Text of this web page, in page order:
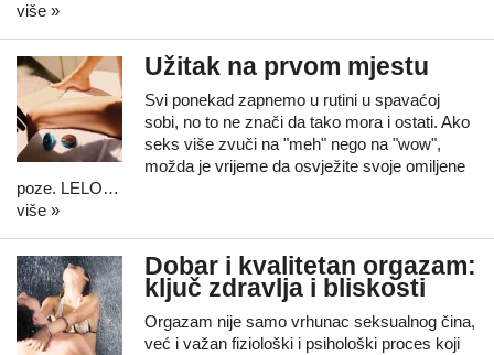
više »
Užitak na prvom mjestu
Svi ponekad zapnemo u rutini u spavaćoj
sobi, no to ne znači da tako mora i ostati. Ako
seks više zvuči na "meh" nego na "wow",
možda je vrijeme da osvježite svoje omiljene
poze. LELO…
više »
Dobar i kvalitetan orgazam:
ključ zdravlja i bliskosti
Orgazam nije samo vrhunac seksualnog čina,
već i važan fiziološki i psihološki proces koji